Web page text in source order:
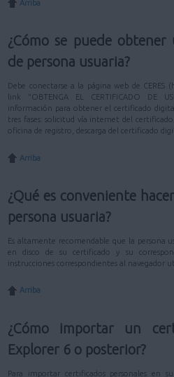
Arriba
¿Cómo se puede
de persona usuaria?
Debe conectarse a la página web de
link "OBTENGA EL CERTIFICADO DE
información para obtener el certificado
tres fases: solicitud vía internet del
oficina de registro, descarga del certificado
Arriba
¿Qué es conveniente
persona usuaria?
Es altamente recomendable que la persona
en disco de su certificado y su
instrucciones correspondientes al navegador
Arriba
¿Cómo importar un
Explorer 6 o posterior?
Para importar certificados personales en